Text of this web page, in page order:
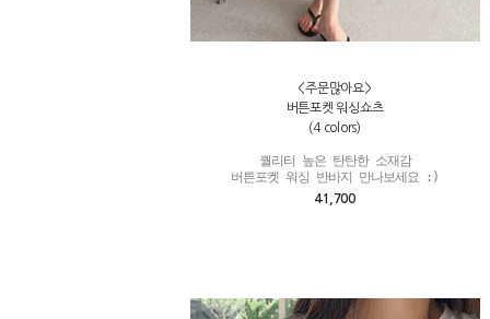
<주문많아요>
버튼포켓 워싱쇼츠
(4 colors)
퀄리티 높은 탄탄한 소재감
버튼포켓 워싱 반바지 만나보세요 :)
41,700